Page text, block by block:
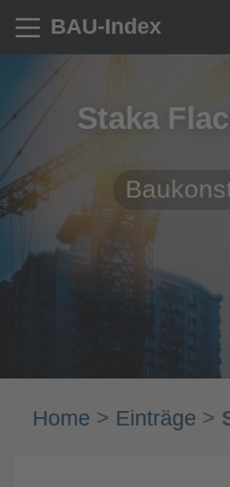
BAU-Index
Staka
Home > Einträge >